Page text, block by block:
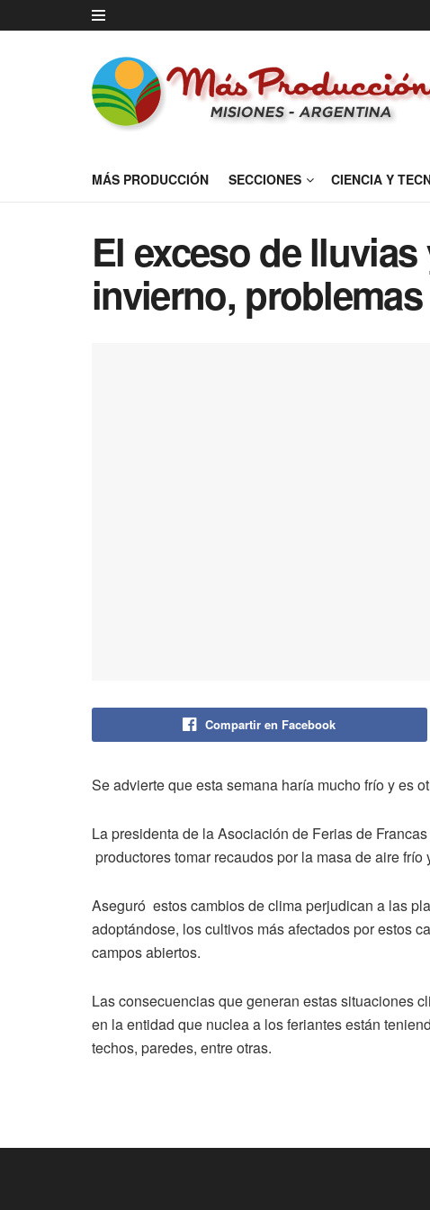
MÁS PRODUCCIÓN SECCIONES CIENCIA Y
El exceso de
invierno,
Compartir en Facebook
Se advierte que esta semana haría mucho frío y es
La presidenta de la Asociación de Ferias de
productores tomar recaudos por la masa de aire
Aseguró estos cambios de clima perjudican a las
adoptándose, los cultivos más afectados por estos
campos abiertos.
Las consecuencias que generan estas situaciones
en la entidad que nuclea a los feriantes están
techos, paredes, entre otras.